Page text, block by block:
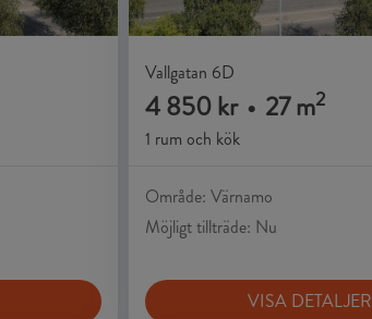
Vallgatan 6D
4 850 kr • 27 m2
1 rum och kök
Område: Värnamo
Möjligt tillträde: Nu
VISA DETALJER